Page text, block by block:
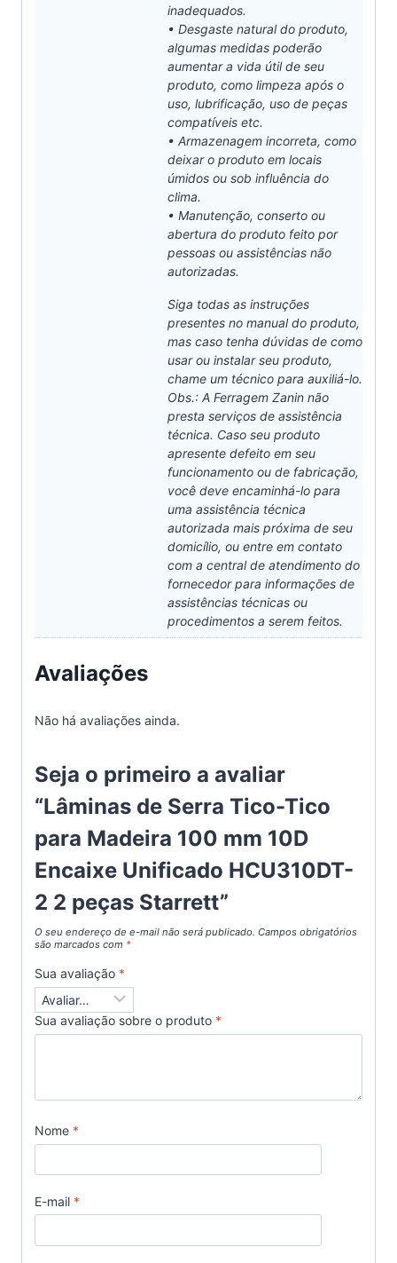
inadequados.
• Desgaste natural do produto,
algumas medidas poderão
aumentar a vida útil de seu
produto, como limpeza após o
uso, lubrificação, uso de peças
compatíveis etc.
• Armazenagem incorreta, como
deixar o produto em locais
úmidos ou sob influência do
clima.
• Manutenção, conserto ou
abertura do produto feito por
pessoas ou assistências não
autorizadas.
Siga todas as instruções
presentes no manual do produto,
mas caso tenha dúvidas de como
usar ou instalar seu produto,
chame um técnico para auxiliá-lo.
Obs.: A Ferragem Zanin não
presta serviços de assistência
técnica. Caso seu produto
apresente defeito em seu
funcionamento ou de fabricação,
você deve encaminhá-lo para
uma assistência técnica
autorizada mais próxima de seu
domicílio, ou entre em contato
com a central de atendimento do
fornecedor para informações de
assistências técnicas ou
procedimentos a serem feitos.
Avaliações
Não há avaliações ainda.
Seja o primeiro a avaliar
“Lâminas de Serra Tico-Tico
para Madeira 100 mm 10D
Encaixe Unificado HCU310DT-
2 2 peças Starrett”
O seu endereço de e-mail não será publicado. Campos obrigatórios
são marcados com *
Sua avaliação *
Sua avaliação sobre o produto *
Nome *
E-mail *